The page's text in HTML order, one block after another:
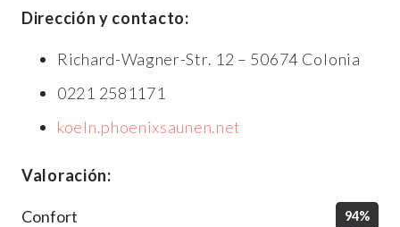
Dirección y contacto:
Richard-Wagner-Str. 12 – 50674 Colonia
0221 2581171
koeln.phoenixsaunen.net
Valoración:
Confort 94%